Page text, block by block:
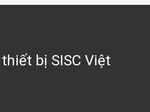
bị SISC Việt